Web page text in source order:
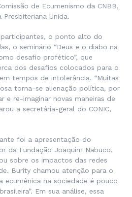
de Ecumenismo da CNBB,
Unida.
participantes, o ponto alto do
o seminário “Deus e o diabo na
desafio profético”, que
dos desafios colocados para o
tempos de intolerância. “Muitas
torna-se alienação política, por
e re-imaginar novas maneiras de
a secretária-geral do CONIC,
foi a apresentação do
da Fundação Joaquim Nabuco,
sobre os impactos das redes
Burity chamou atenção para o
ecumênica na sociedade é pouco
Em sua análise, essa